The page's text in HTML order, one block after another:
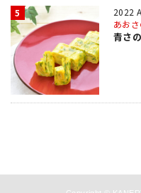
5
2022
あお
青さ